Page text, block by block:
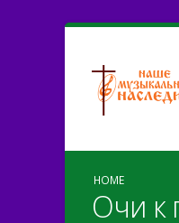
HOME
Очи к